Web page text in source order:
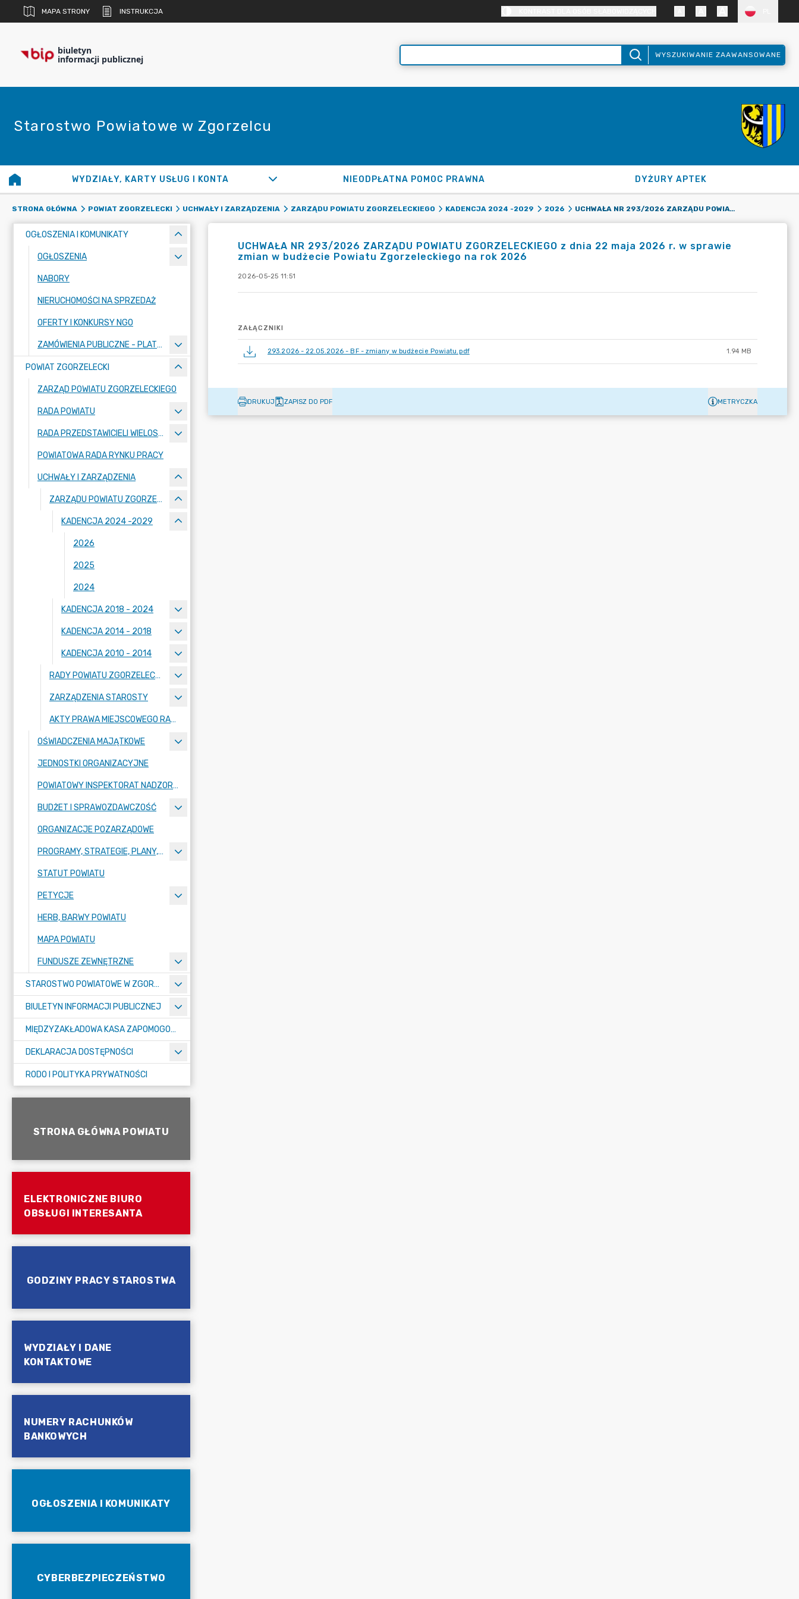
MAPA STRONY INSTRUKCJA
biuletyn
informacji publicznej WYSZUKIWANIE ZAAWANSOWANE
Starostwo Powiatowe w Zgorzelcu
WYDZIAŁY, KARTY USŁUG I KONTA NIEODPŁATNA POMOC PRAWNA DYŻURY APTEK
STRONA GŁÓWNA POWIAT ZGORZELECKI UCHWAŁY I ZARZĄDZENIA ZARZĄDU POWIATU ZGORZELECKIEGO KADENCJA 2024 -2029 2026 UCHWAŁA NR 293/2026 ZARZĄDU POWIATU ZGORZELECKIEGO Z DNIA 22 MAJA 2026 R. W SPRAWIE ZMIAN W BUDŻECIE POWIATU ZGORZELECKIEGO NA ROK 2026
OGŁOSZENIA I KOMUNIKATY
OGŁOSZENIA
NABORY
NIERUCHOMOŚCI NA SPRZEDAŻ
OFERTY I KONKURSY NGO
ZAMÓWIENIA PUBLICZNE - PLATFORMA ZAKUPOWA
POWIAT ZGORZELECKI
ZARZĄD POWIATU ZGORZELECKIEGO
RADA POWIATU
RADA PRZEDSTAWICIELI WIELOSPECJALISTYCZNEGO ZESPOŁU OPIEKI ZDROWOTNEJ "BOLESŁAWIEC-ZGORZELEC" SAMODZIELNEGO PUBLICZNEGO ZAKŁADU OPIEKI ZDROWOTNEJ
POWIATOWA RADA RYNKU PRACY
UCHWAŁY I ZARZĄDZENIA
ZARZĄDU POWIATU ZGORZELECKIEGO
KADENCJA 2024 -2029
2026
2025
2024
KADENCJA 2018 - 2024
KADENCJA 2014 - 2018
KADENCJA 2010 - 2014
RADY POWIATU ZGORZELECKIEGO
ZARZĄDZENIA STAROSTY
AKTY PRAWA MIEJSCOWEGO RADY POWIATU ZGORZELECKIEGO
OŚWIADCZENIA MAJĄTKOWE
JEDNOSTKI ORGANIZACYJNE
POWIATOWY INSPEKTORAT NADZORU BUDOWLANEGO
BUDŻET I SPRAWOZDAWCZOŚĆ
ORGANIZACJE POZARZĄDOWE
PROGRAMY, STRATEGIE, PLANY, RAPORTY
STATUT POWIATU
PETYCJE
HERB, BARWY POWIATU
MAPA POWIATU
FUNDUSZE ZEWNĘTRZNE
STAROSTWO POWIATOWE W ZGORZELCU
BIULETYN INFORMACJI PUBLICZNEJ
MIĘDZYZAKŁADOWA KASA ZAPOMOGOWO-POŻYCZKOWA
DEKLARACJA DOSTĘPNOŚCI
RODO I POLITYKA PRYWATNOŚCI
STRONA GŁÓWNA POWIATU
ELEKTRONICZNE BIURO
OBSŁUGI INTERESANTA
GODZINY PRACY STAROSTWA
WYDZIAŁY I DANE
KONTAKTOWE
NUMERY RACHUNKÓW
BANKOWYCH
OGŁOSZENIA I KOMUNIKATY
CYBERBEZPIECZEŃSTWO
UCHWAŁA NR 293/2026 ZARZĄDU POWIATU ZGORZELECKIEGO z dnia 22 maja 2026 r. w sprawie
zmian w budżecie Powiatu Zgorzeleckiego na rok 2026
2026-05-25 11:51
ZAŁĄCZNIKI
293.2026 - 22.05.2026 - BF - zmiany w budżecie Powiatu.pdf 1.94 MB
DRUKUJ ZAPISZ DO PDF METRYCZKA